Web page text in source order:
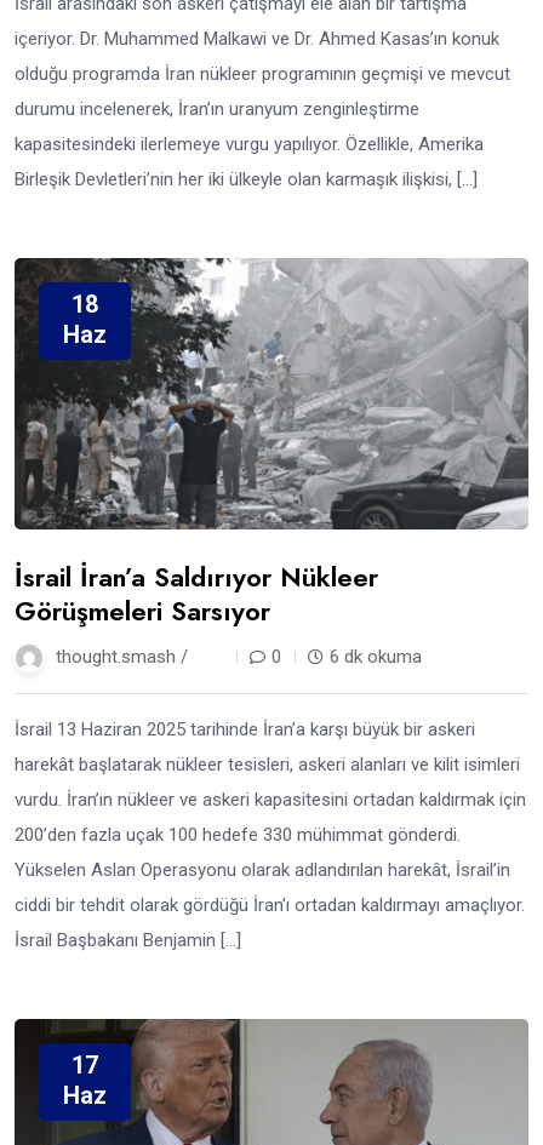
içeriyor. Dr. Muhammed Malkawi ve Dr. Ahmed Kasas’ın konuk
olduğu programda İran nükleer programının geçmişi ve mevcut
durumu incelenerek, İran’ın uranyum zenginleştirme
kapasitesindeki ilerlemeye vurgu yapılıyor. Özellikle, Amerika
Birleşik Devletleri’nin her iki ülkeyle olan karmaşık ilişkisi, […]
18
Haz
İsrail İran’a Saldırıyor Nükleer
Görüşmeleri Sarsıyor
thought.smash / 0 6 dk okuma
İsrail 13 Haziran 2025 tarihinde İran’a karşı büyük bir askeri
harekât başlatarak nükleer tesisleri, askeri alanları ve kilit isimleri
vurdu. İran’ın nükleer ve askeri kapasitesini ortadan kaldırmak için
200’den fazla uçak 100 hedefe 330 mühimmat gönderdi.
Yükselen Aslan Operasyonu olarak adlandırılan harekât, İsrail’in
ciddi bir tehdit olarak gördüğü İran’ı ortadan kaldırmayı amaçlıyor.
İsrail Başbakanı Benjamin […]
17
Haz